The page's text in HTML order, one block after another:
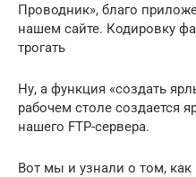
Проводник», благо
нашем сайте. Кодировку
трогать
Ну, а функция «создать
рабочем столе создается
нашего FTP-сервера.
Вот мы и узнали о том,